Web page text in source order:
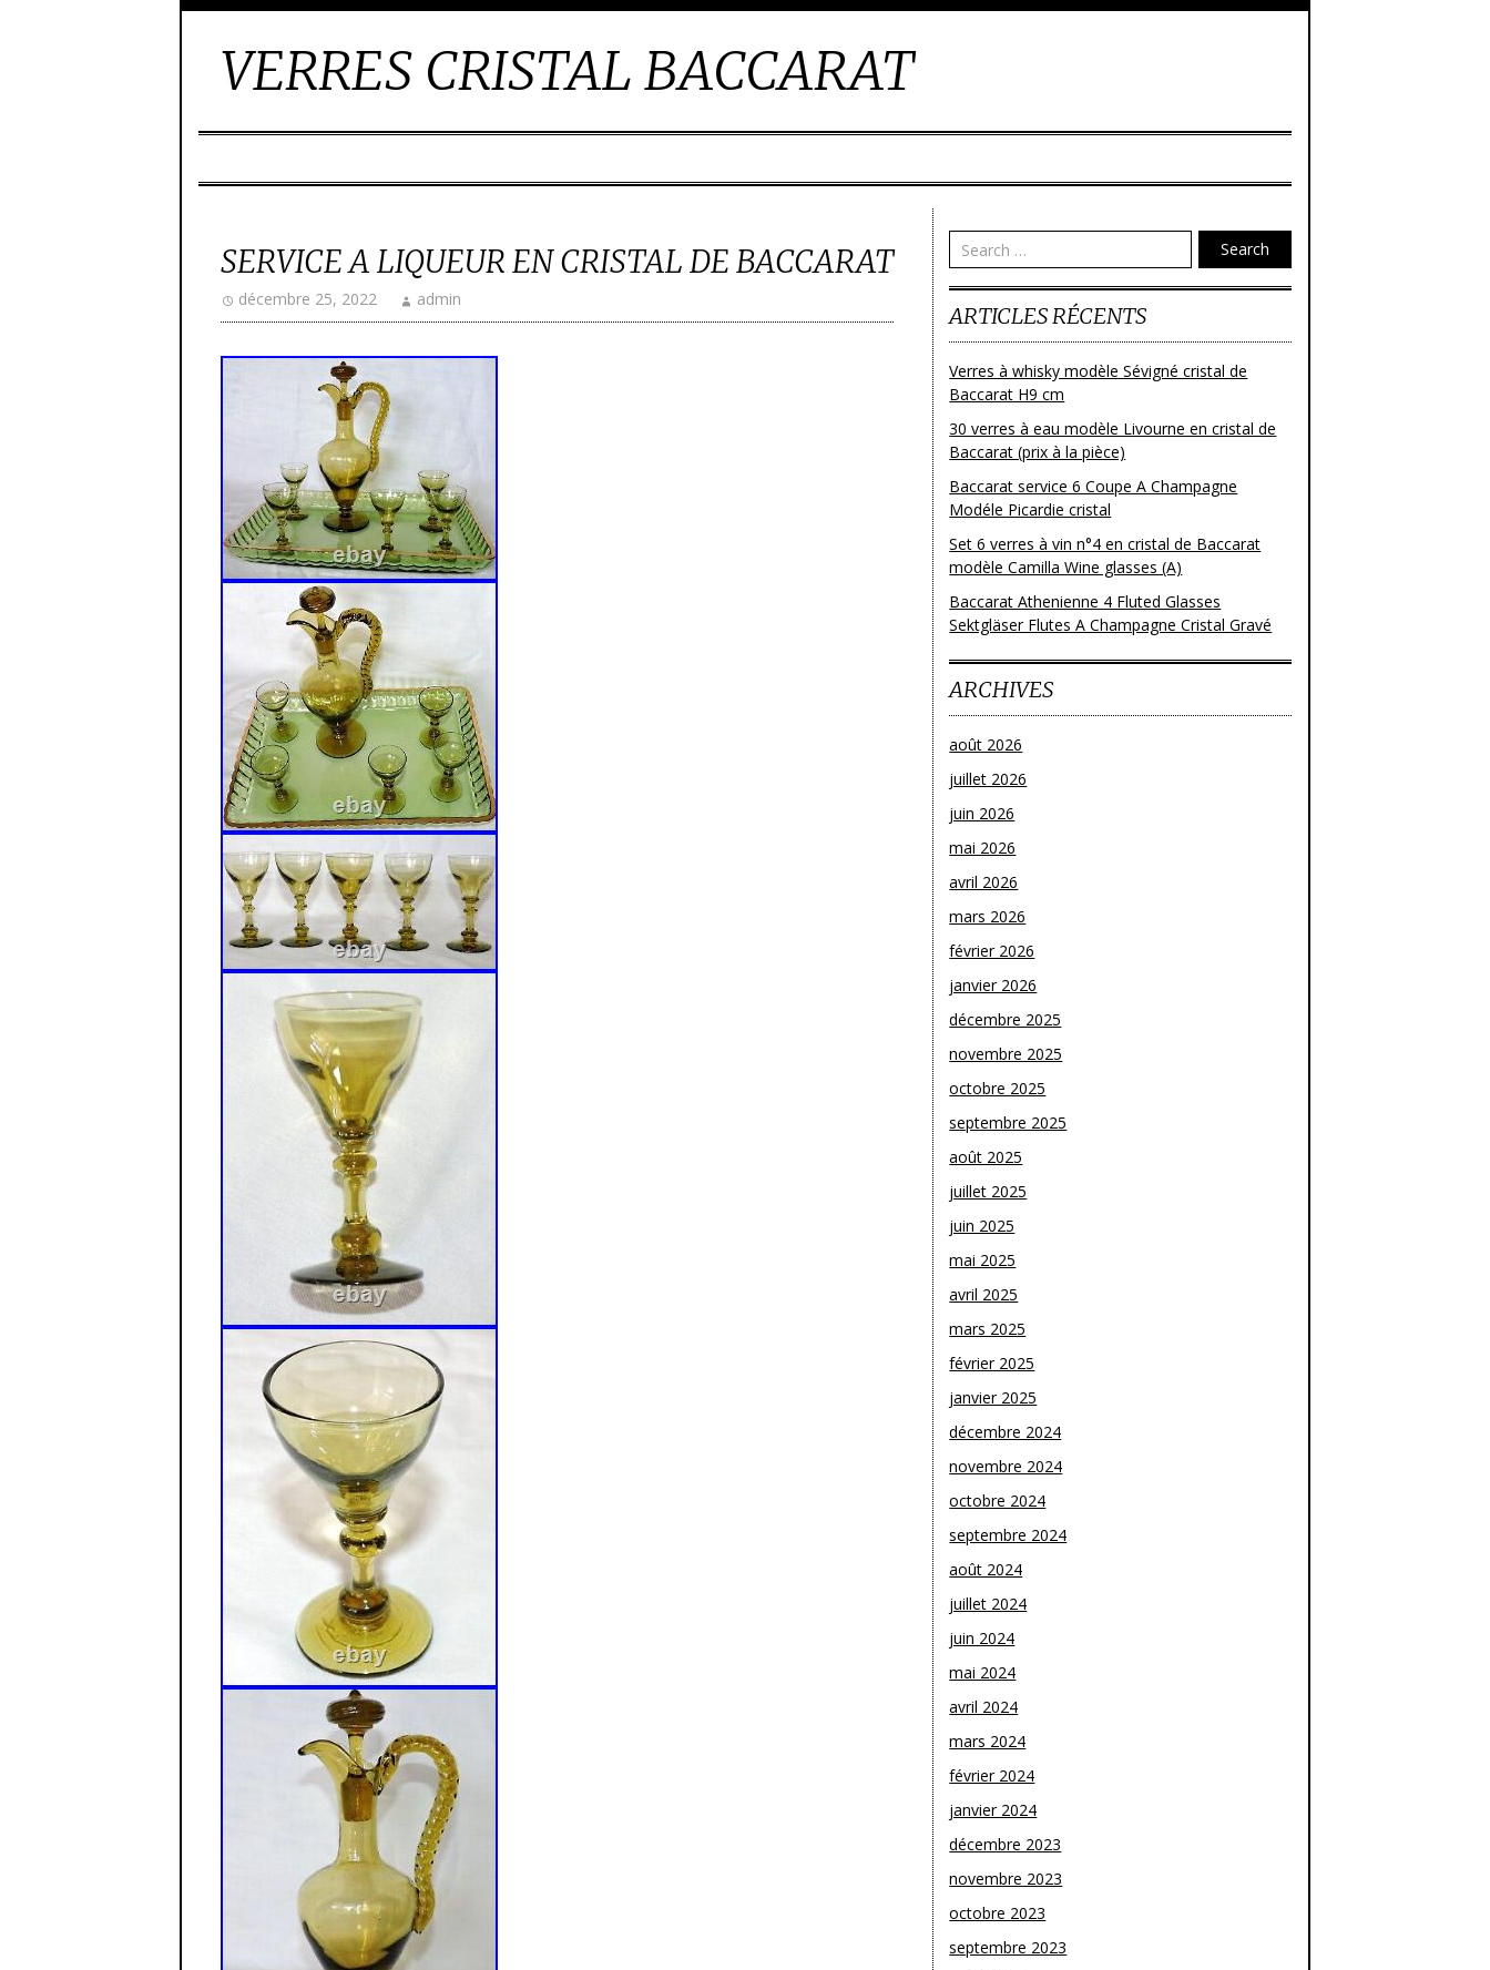
VERRES CRISTAL BACCARAT
SERVICE A LIQUEUR EN CRISTAL DE BACCARAT
décembre 25, 2022 admin
Search
ARTICLES RÉCENTS
Verres à whisky modèle Sévigné cristal de
Baccarat H9 cm
30 verres à eau modèle Livourne en cristal de
Baccarat (prix à la pièce)
Baccarat service 6 Coupe A Champagne
Modéle Picardie cristal
Set 6 verres à vin n°4 en cristal de Baccarat
modèle Camilla Wine glasses (A)
Baccarat Athenienne 4 Fluted Glasses
Sektgläser Flutes A Champagne Cristal Gravé
ARCHIVES
août 2026
juillet 2026
juin 2026
mai 2026
avril 2026
mars 2026
février 2026
janvier 2026
décembre 2025
novembre 2025
octobre 2025
septembre 2025
août 2025
juillet 2025
juin 2025
mai 2025
avril 2025
mars 2025
février 2025
janvier 2025
décembre 2024
novembre 2024
octobre 2024
septembre 2024
août 2024
juillet 2024
juin 2024
mai 2024
avril 2024
mars 2024
février 2024
janvier 2024
décembre 2023
novembre 2023
octobre 2023
septembre 2023